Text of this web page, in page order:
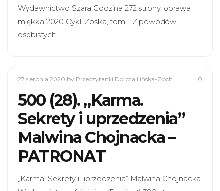
Wydawnictwo Szara Godzina 272 strony, oprawa
miękka 2020 Cykl: Zośka, tom 1 Z powodów
osobistych…
27 sierpnia 2020 by Przeczytanki Dorota Lińska-Złoch 0
500 (28). „Karma.
Sekrety i uprzedzenia”
Malwina Chojnacka –
PATRONAT
„Karma. Sekrety i uprzedzenia” Malwina Chojnacka